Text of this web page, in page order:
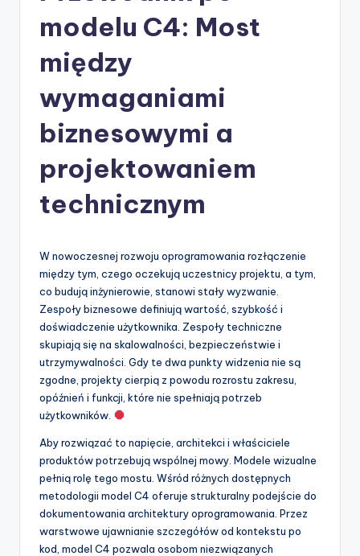
A
&
S
o
w
modelu C4: Most
między
wymaganiami
biznesowymi a
projektowaniem
technicznym
W nowoczesnej rozwoju oprogramowania rozłączenie
między tym, czego oczekują uczestnicy projektu, a tym,
co budują inżynierowie, stanowi stały wyzwanie.
Zespoły biznesowe definiują wartość, szybkość i
doświadczenie użytkownika. Zespoły techniczne
skupiają się na skalowalności, bezpieczeństwie i
utrzymywalności. Gdy te dwa punkty widzenia nie są
zgodne, projekty cierpią z powodu rozrostu zakresu,
opóźnień i funkcji, które nie spełniają potrzeb
użytkowników.
Aby rozwiązać to napięcie, architekci i właściciele
produktów potrzebują wspólnej mowy. Modele wizualne
pełnią rolę tego mostu. Wśród różnych dostępnych
metodologii model C4 oferuje strukturalny podejście do
dokumentowania architektury oprogramowania. Przez
warstwowe ujawnianie szczegółów od kontekstu po
kod, model C4 pozwala osobom niezwiązanych